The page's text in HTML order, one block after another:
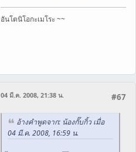
อันโตนิโอกะเมโระ ~~
#67
04 มี.ค. 2008, 21:38 น.
อ้างคำพูดจาก: น้องกั๊บกิ้ว เมื่อ
04 มี.ค. 2008, 16:59 น.